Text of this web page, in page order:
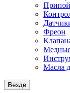
Припой
Фреон
Масла
Везде